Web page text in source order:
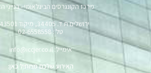
מרכז הקונגרסים הבינלאומי - בנייני
ירושלים ת.ד. 34405, מיקוד 9543501
טל׳: 02-6558558
אימייל: info@iccjer.co.il
האירוע שלכם מתחיל כאן: